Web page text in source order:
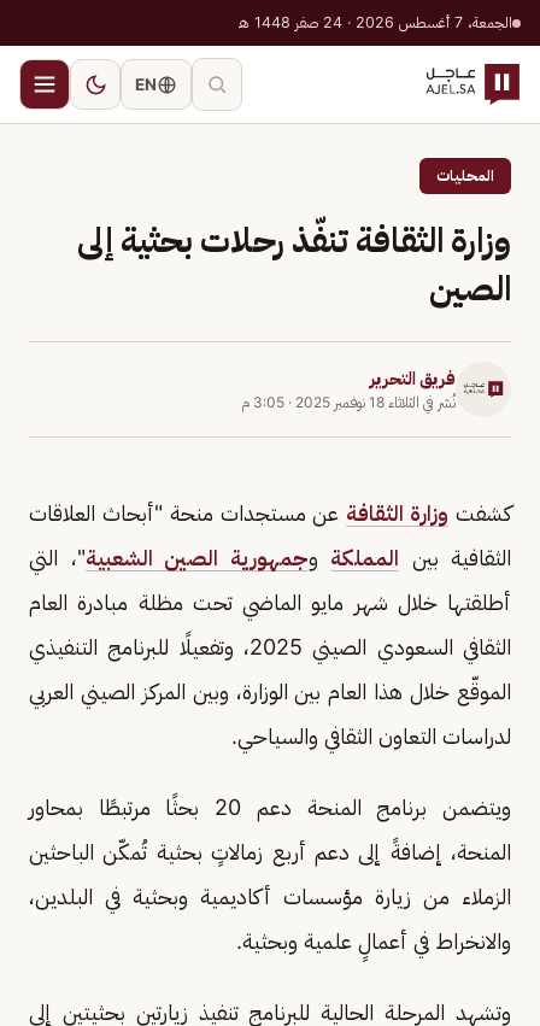
الجمعة، 7 أغسطس 2026 · 24 صفر 1448 هـ
EN
المحليات
وزارة الثقافة تنفّذ رحلات بحثية إلى
الصين
فريق التحرير
نُشر في الثلاثاء 18 نوفمبر 2025 · 3:05 م
كشفت وزارة الثقافة عن مستجدات منحة "أبحاث العلاقات
الثقافية بين المملكة وجمهورية الصين الشعبية"، التي
أطلقتها خلال شهر مايو الماضي تحت مظلة مبادرة العام
الثقافي السعودي الصيني 2025، وتفعيلًا للبرنامج التنفيذي
الموقّع خلال هذا العام بين الوزارة، وبين المركز الصيني العربي
لدراسات التعاون الثقافي والسياحي.
ويتضمن برنامج المنحة دعم 20 بحثًا مرتبطًا بمحاور
المنحة، إضافةً إلى دعم أربع زمالاتٍ بحثية تُمكّن الباحثين
الزملاء من زيارة مؤسسات أكاديمية وبحثية في البلدين،
والانخراط في أعمالٍ علمية وبحثية.
وتشهد المرحلة الحالية للبرنامج تنفيذ زيارتين بحثيتين إلى